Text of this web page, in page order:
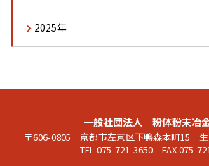
2025年
一般社団法人 粉体粉末冶
〒606-0805 京都市左京区下鴨森本町15 生
TEL 075-721-3650 FAX 075-